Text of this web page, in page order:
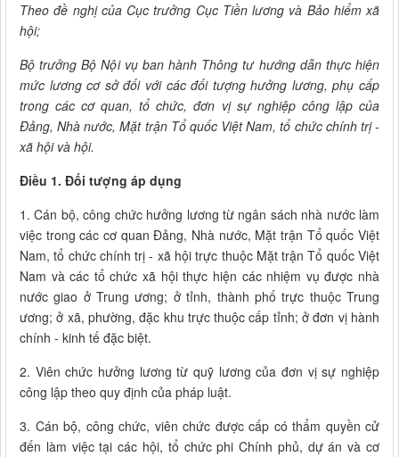
Theo đề nghị của Cục trưởng Cục Tiền lương và Bảo hiểm xã
hội;
Bộ trưởng Bộ Nội vụ ban hành Thông tư hướng dẫn thực hiện
mức lương cơ sở đối với các đối tượng hưởng lương, phụ cấp
trong các cơ quan, tổ chức, đơn vị sự nghiệp công lập của
Đảng, Nhà nước, Mặt trận Tổ quốc Việt Nam, tổ chức chính trị -
xã hội và hội.
Điều 1. Đối tượng áp dụng
1. Cán bộ, công chức hưởng lương từ ngân sách nhà nước làm
việc trong các cơ quan Đảng, Nhà nước, Mặt trận Tổ quốc Việt
Nam, tổ chức chính trị - xã hội trực thuộc Mặt trận Tổ quốc Việt
Nam và các tổ chức xã hội thực hiện các nhiệm vụ được nhà
nước giao ở Trung ương; ở tỉnh, thành phố trực thuộc Trung
ương; ở xã, phường, đặc khu trực thuộc cấp tỉnh; ở đơn vị hành
chính - kinh tế đặc biệt.
2. Viên chức hưởng lương từ quỹ lương của đơn vị sự nghiệp
công lập theo quy định của pháp luật.
3. Cán bộ, công chức, viên chức được cấp có thẩm quyền cử
đến làm việc tại các hội, tổ chức phi Chính phủ, dự án và cơ